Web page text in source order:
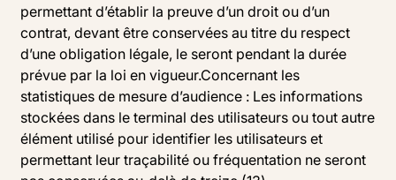
permettant d’établir la preuve d’un droit ou d’un
contrat, devant être conservées au titre du respect
d’une obligation légale, le seront pendant la durée
prévue par la loi en vigueur.Concernant les
statistiques de mesure d’audience : Les informations
stockées dans le terminal des utilisateurs ou tout autre
élément utilisé pour identifier les utilisateurs et
permettant leur traçabilité ou fréquentation ne seront